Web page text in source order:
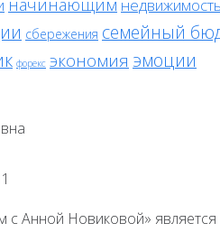
начинающим
сбережения семейный
форекс экономия эмоции
с Анной Новиковой»